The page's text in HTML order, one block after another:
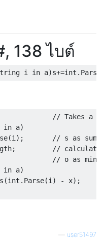
138 ไบต์
// Takes a
i in a)
// s as sum
//
// o as minimum
in a)
- x);
user51497